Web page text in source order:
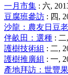
一月市集 : 六,
豆腐班參訪 : 四,
沙龍：農友日豆
伴畝田：選種 : 二
護樹技術組 : 二,
護樹推廣組 : 一,
產地拜訪：世豐